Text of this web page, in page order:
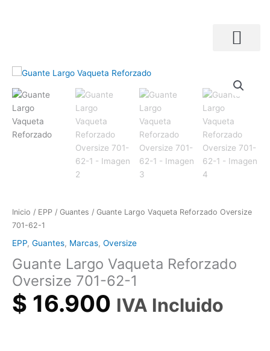
Inicio / EPP / Guantes / Guante Largo Vaqueta Reforzado Oversize
701-62-1
EPP, Guantes, Marcas, Oversize
Guante Largo Vaqueta Reforzado
Oversize 701-62-1
$ 16.900 IVA Incluido
Guante
Vaqueta
Reforzado
Oversize
701-